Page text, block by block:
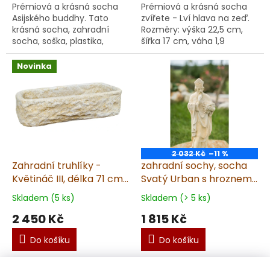
Prémiová a krásná socha
Asijského buddhy. Tato
krásná socha, zahradní
socha, soška, plastika,
dekorace je určena
ke krásně zdekorovanému
prostoru, do kterého je
umís...
Prémiová a krásná socha
zvířete - Lví hlava na zeď.
Rozměry: výška 22,5 cm,
šířka 17 cm, váha 1,9
kg. Garantujeme dodání v
nepoškozeném stavu.
Materiál: umělý pískov...
Novinka
Zahradní truhlíky -
Květináč III, délka 71 cm,
šířka 29 cm, 33 kg,
pískovec
Skladem (5 ks)
2 450 Kč
Do košíku
2 032 Kč –11 %
zahradní sochy, socha
Svatý Urban s hroznem,
4,5 kg
Skladem (> 5 ks)
1 815 Kč
Do košíku